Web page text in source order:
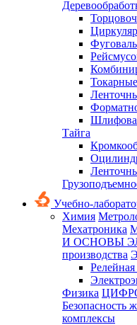
Тайга
Учебно-
Химия
Мехатроника
И ОСНОВЫ
производства
Физика
Безопасность
комплексы